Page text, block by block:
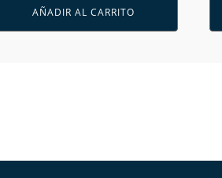
AÑADIR AL CARRITO